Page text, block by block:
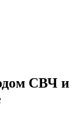
СВЧ и